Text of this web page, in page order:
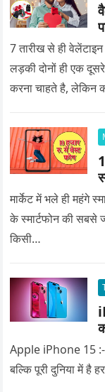
7 तारीख से ही
लड़की दोनों ही एक
करना चाहते है, लेकिन
मार्केट में भले ही महंगे
के स्मार्टफोन की सबसे
किसी…
Apple iPhone 15 :-
बल्कि पूरी दुनिया में है